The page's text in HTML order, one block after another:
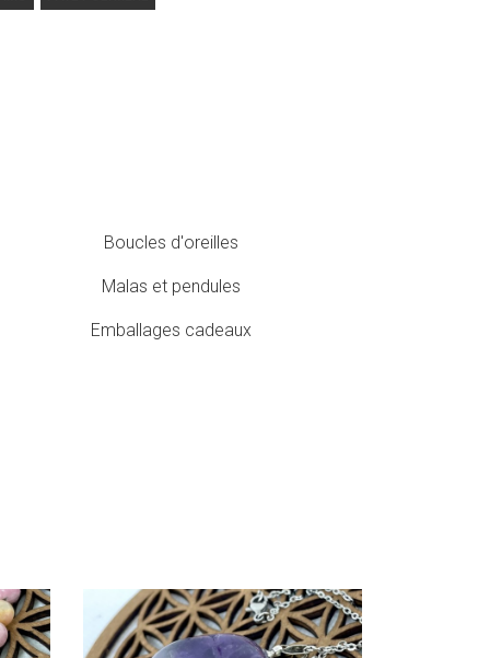
Boucles d'oreilles
Malas et pendules
Emballages cadeaux